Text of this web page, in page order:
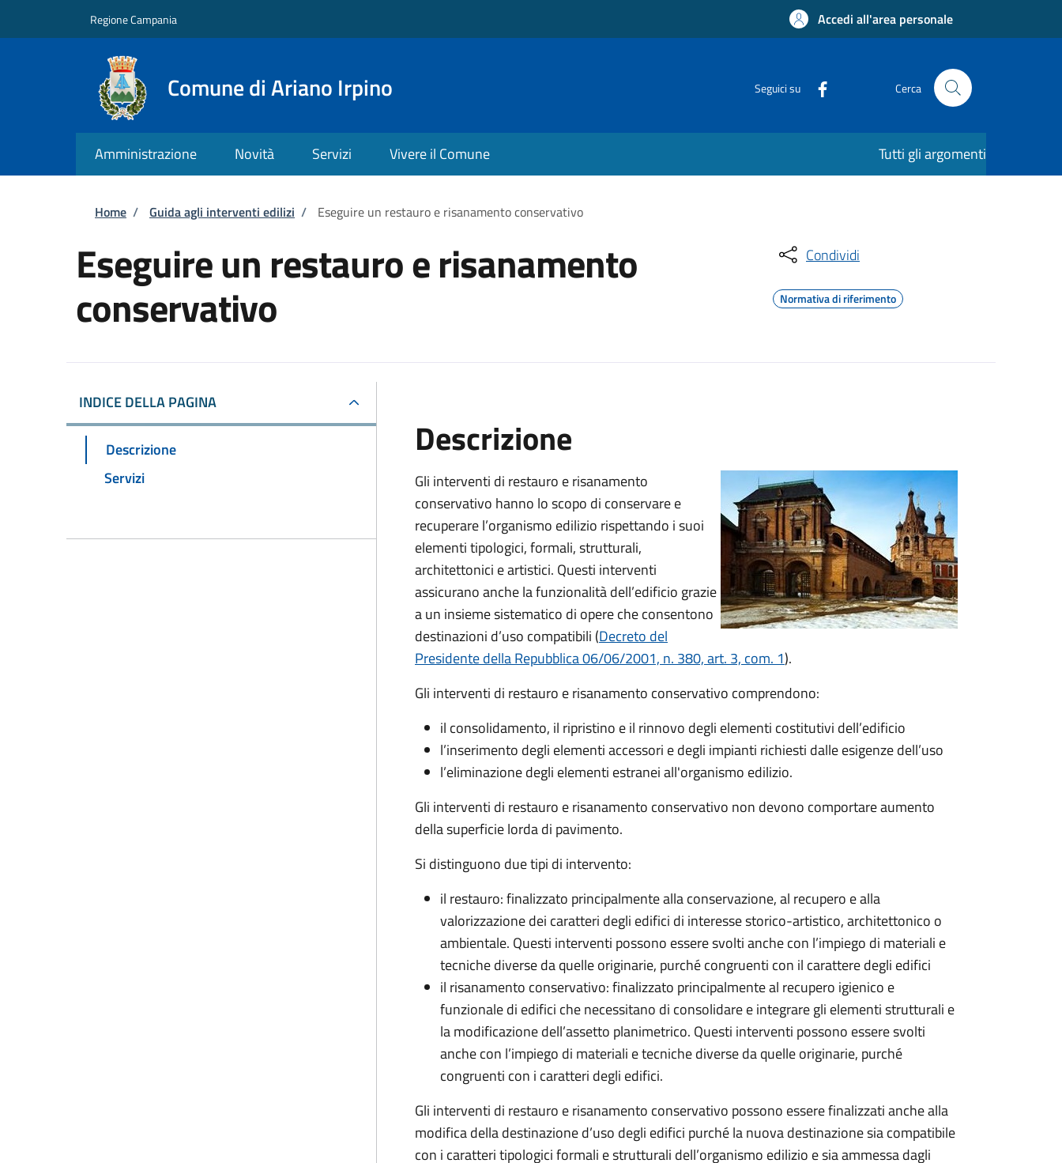
Regione Campania Accedi all'area personale
Comune di Ariano Irpino Seguici su Cerca
Amministrazione Novità Servizi Vivere il Comune Tutti gli argomenti
Briciole di pane
Home / Guida agli interventi edilizi / Eseguire un restauro e risanamento conservativo
Eseguire un restauro e risanamento
conservativo
Condividi
Normativa di riferimento
INDICE DELLA PAGINA
Descrizione
Servizi
Descrizione
Gli interventi di restauro e risanamento
conservativo hanno lo scopo di conservare e
recuperare l’organismo edilizio rispettando i suoi
elementi tipologici, formali, strutturali,
architettonici e artistici. Questi interventi
assicurano anche la funzionalità dell’edificio grazie
a un insieme sistematico di opere che consentono
destinazioni d’uso compatibili (Decreto del
Presidente della Repubblica 06/06/2001, n. 380, art. 3, com. 1).
Gli interventi di restauro e risanamento conservativo comprendono:
il consolidamento, il ripristino e il rinnovo degli elementi costitutivi dell’edificio
l’inserimento degli elementi accessori e degli impianti richiesti dalle esigenze dell’uso
l’eliminazione degli elementi estranei all'organismo edilizio.
Gli interventi di restauro e risanamento conservativo non devono comportare aumento
della superficie lorda di pavimento.
Si distinguono due tipi di intervento:
il restauro: finalizzato principalmente alla conservazione, al recupero e alla
valorizzazione dei caratteri degli edifici di interesse storico-artistico, architettonico o
ambientale. Questi interventi possono essere svolti anche con l’impiego di materiali e
tecniche diverse da quelle originarie, purché congruenti con il carattere degli edifici
il risanamento conservativo: finalizzato principalmente al recupero igienico e
funzionale di edifici che necessitano di consolidare e integrare gli elementi strutturali e
la modificazione dell’assetto planimetrico. Questi interventi possono essere svolti
anche con l’impiego di materiali e tecniche diverse da quelle originarie, purché
congruenti con i caratteri degli edifici.
Gli interventi di restauro e risanamento conservativo possono essere finalizzati anche alla
modifica della destinazione d’uso degli edifici purché la nuova destinazione sia compatibile
con i caratteri tipologici formali e strutturali dell’organismo edilizio e sia ammessa dagli